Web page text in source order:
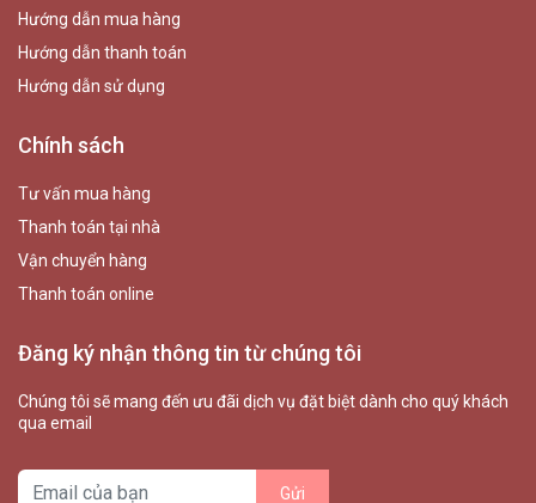
Hướng dẫn mua hàng
Hướng dẫn thanh toán
Hướng dẫn sử dụng
Chính sách
Tư vấn mua hàng
Thanh toán tại nhà
Vận chuyển hàng
Thanh toán online
Đăng ký nhận thông tin từ chúng tôi
Chúng tôi sẽ mang đến ưu đãi dịch vụ đặt biệt dành cho quý khách
qua email